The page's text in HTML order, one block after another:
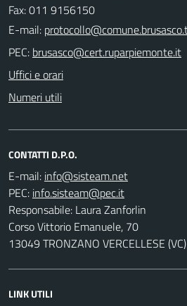
Fax: 011 9156150
E-mail:
PEC:
Uffici e orari
Numeri utili
CONTATTI D.P.O.
E-mail:
PEC:
Responsabile: Laura Zanforlin
Corso Vittorio Emanuele, 70
13049 TRONZANO VERCELLESE (VC)
LINK UTILI